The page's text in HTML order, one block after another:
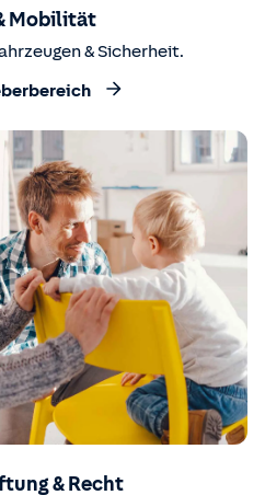
Mobilität
& Sicherheit.
& Recht